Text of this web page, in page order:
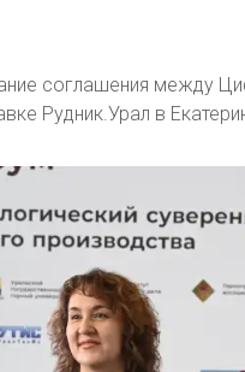
соглашения между
Рудник.Урал в